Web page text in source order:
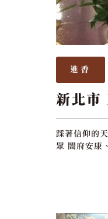
進香
新北市
踩著信仰的
眾 閤府安康